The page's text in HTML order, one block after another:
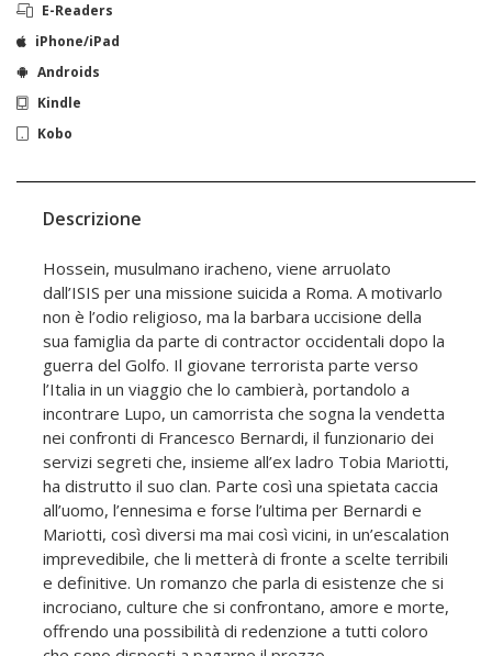
E-Readers
iPhone/iPad
Androids
Kindle
Kobo
Descrizione
Hossein, musulmano iracheno, viene arruolato
dall’ISIS per una missione suicida a Roma. A motivarlo
non è l’odio religioso, ma la barbara uccisione della
sua famiglia da parte di contractor occidentali dopo la
guerra del Golfo. Il giovane terrorista parte verso
l’Italia in un viaggio che lo cambierà, portandolo a
incontrare Lupo, un camorrista che sogna la vendetta
nei confronti di Francesco Bernardi, il funzionario dei
servizi segreti che, insieme all’ex ladro Tobia Mariotti,
ha distrutto il suo clan. Parte così una spietata caccia
all’uomo, l’ennesima e forse l’ultima per Bernardi e
Mariotti, così diversi ma mai così vicini, in un’escalation
imprevedibile, che li metterà di fronte a scelte terribili
e definitive. Un romanzo che parla di esistenze che si
incrociano, culture che si confrontano, amore e morte,
offrendo una possibilità di redenzione a tutti coloro